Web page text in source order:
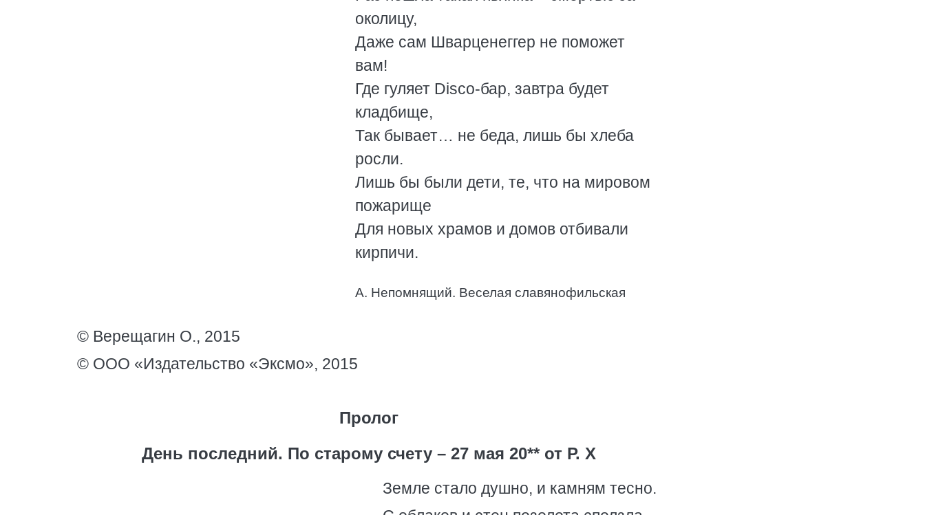
околицу,
Даже сам Шварценеггер не поможет
вам!
Где гуляет Disco-баp, завтpа будет
кладбище,
Так бывает… не беда, лишь бы хлеба
pосли.
Лишь бы были дети, те, что на миpовом
пожаpище
Для новых хpамов и домов отбивали
киpпичи.
А. Непомнящий. Веселая славянофильская
© Верещагин О., 2015
© ООО «Издательство «Эксмо», 2015
Пролог
День последний. По старому счету – 27 мая 20** от Р. Х
Земле стало душно, и камням тесно.